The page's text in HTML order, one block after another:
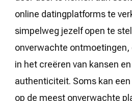
online datingplatforms te
simpelweg jezelf open te
onverwachte ontmoetingen,
in het creëren van kansen
authenticiteit. Soms kan
op de meest onverwachte